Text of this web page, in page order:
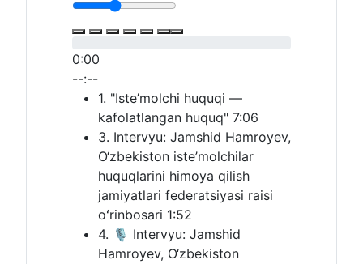
0:00
--:--
1. "Iste’molchi huquqi —
kafolatlangan huquq" 7:06
3. Intervyu: Jamshid Hamroyev,
O‘zbekiston iste’molchilar
huquqlarini himoya qilish
jamiyatlari federatsiyasi raisi
oʻrinbosari 1:52
4. 🎙 Intervyu: Jamshid
Hamroyev, O‘zbekiston